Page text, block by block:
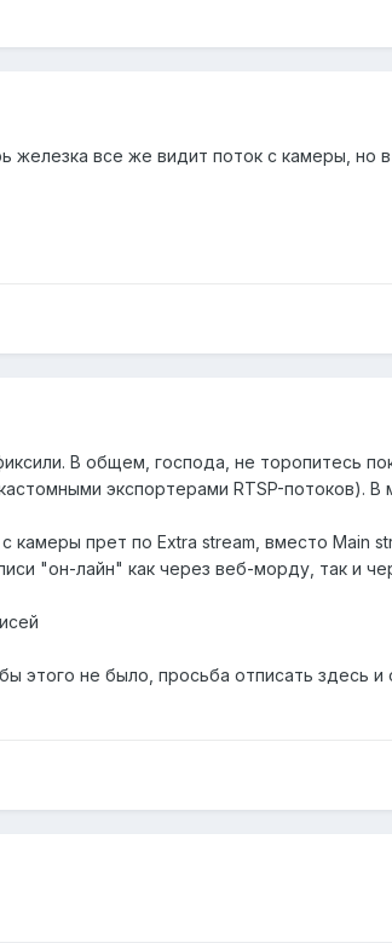
все же видит поток с камеры, но
В общем, господа, не торопитесь
экспортерами RTSP-потоков). В
прет по Extra stream, вместо Main
"он-лайн" как через веб-морду, так и
этого не было, просьба отписать здесь и